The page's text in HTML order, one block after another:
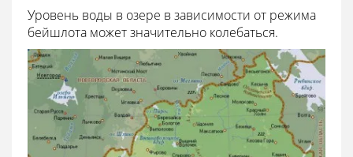
Уровень воды в озере в зависимости от режима
бейшлота может значительно колебаться.